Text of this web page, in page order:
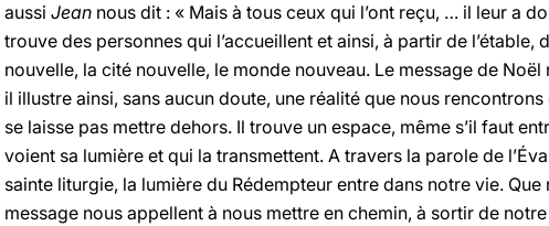
aussi Jean nous dit : « Mais à tous ceux qui l’ont reçu, … il leur a
trouve des personnes qui l’accueillent et ainsi, à partir de l’étable,
nouvelle, la cité nouvelle, le monde nouveau. Le message de
il illustre ainsi, sans aucun doute, une réalité que nous
se laisse pas mettre dehors. Il trouve un espace, même s’il faut
voient sa lumière et qui la transmettent. A travers la parole de
sainte liturgie, la lumière du Rédempteur entre dans notre vie.
message nous appellent à nous mettre en chemin, à sortir de